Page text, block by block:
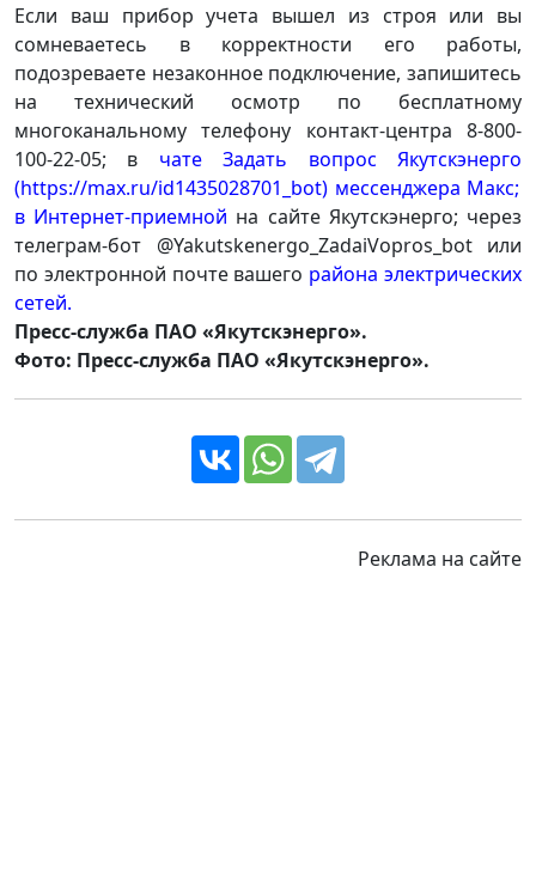
Если ваш прибор учета вышел из строя или вы
сомневаетесь в корректности его работы,
подозреваете незаконное подключение, запишитесь
на технический осмотр по бесплатному
многоканальному телефону контакт-центра 8-800-
100-22-05; в
чатеЗадать вопрос Якутскэнерго
(https://max.ru/id1435028701_bot) мессенджера Макс;
в Интернет-приемной на сайте Якутскэнерго; через
телеграм-бот @Yakutskenergo_ZadaiVopros_bot или
по электронной почте вашего района электрических
сетей.
Пресс-служба ПАО «Якутскэнерго».
Фото: Пресс-служба ПАО «Якутскэнерго».
Реклама на сайте